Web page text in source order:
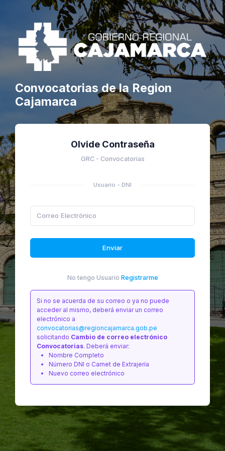
Convocatorias de la Region
Cajamarca
Olvide Contraseña
GRC - Convocatorias
Usuario - DNI
Enviar
No tengo Usuario Registrarme
Si no se acuerda de su correo o ya no puede
acceder al mismo, deberá enviar un correo
electrónico a
convocatorias@regioncajamarca.gob.pe
solicitando Cambio de correo electrónico
Convocatorias. Deberá enviar:
Nombre Completo
Número DNI o Carnet de Extrajería
Nuevo correo electrónico